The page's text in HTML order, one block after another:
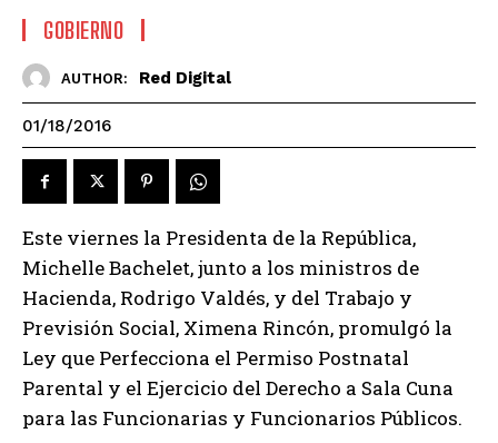
GOBIERNO
AUTHOR: Red Digital
01/18/2016
Este viernes la Presidenta de la República,
Michelle Bachelet, junto a los ministros de
Hacienda, Rodrigo Valdés, y del Trabajo y
Previsión Social, Ximena Rincón, promulgó la
Ley que Perfecciona el Permiso Postnatal
Parental y el Ejercicio del Derecho a Sala Cuna
para las Funcionarias y Funcionarios Públicos.